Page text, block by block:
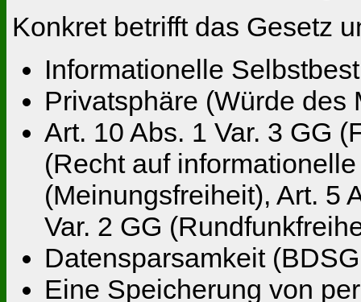
Konkret betrifft das Gesetz
Informationelle
Privatsphäre (Würde des
Art. 10 Abs. 1 Var. 3 GG
(Recht auf
(Meinungsfreiheit), Art. 5
Var. 2 GG
Datensparsamkeit
Eine Speicherung von